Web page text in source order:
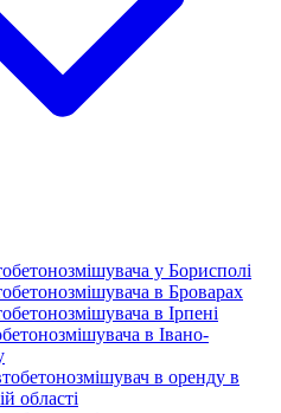
у Борисполі
в Броварах
в Ірпені
в Івано-
в оренду в
області